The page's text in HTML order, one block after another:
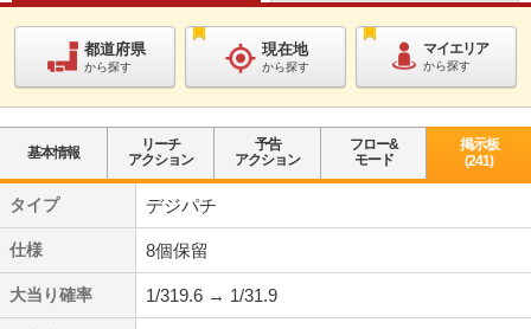
都道府県
から探す
現在地
から探す
マイエリア
から探す
基本情報
リーチ
アクション
予告
アクション
フロー&
モード
掲示板
(241)
タイプ デジパチ
仕様 8個保留
大当り確率 1/319.6 → 1/31.9